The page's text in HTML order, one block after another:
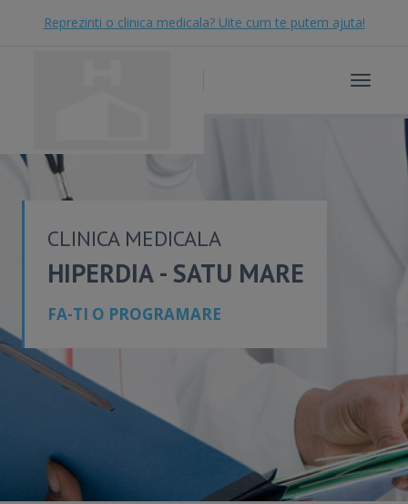
Reprezinti o clinica medicala? Uite cum te putem ajuta!
Toggle
CLINICA MEDICALA
HIPERDIA - SATU MARE
FA-TI O PROGRAMARE